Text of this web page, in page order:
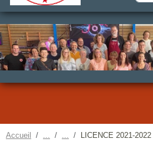
Accueil LICENCE 2021-2022